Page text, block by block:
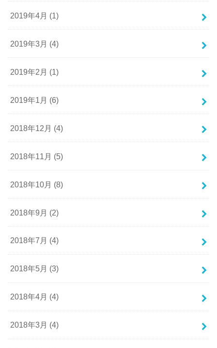
2019年4月 (1)
2019年3月 (4)
2019年2月 (1)
2019年1月 (6)
2018年12月 (4)
2018年11月 (5)
2018年10月 (8)
2018年9月 (2)
2018年7月 (4)
2018年5月 (3)
2018年4月 (4)
2018年3月 (4)